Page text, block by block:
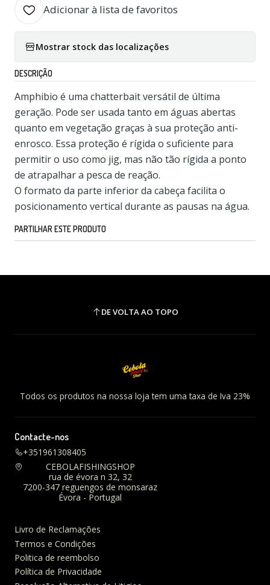
Adicionar à lista de favoritos
Mostrar stock das localizações
DESCRIÇÃO
Amphibio é uma chatterbait versátil de última
geração. Pode ser usada tanto em águas abertas
quanto em vegetação graças à sua proteção anti-
enrosco. Essa proteção é rígida o suficiente para
permitir o uso como jig, mas não tão rígida a ponto
de atrapalhar a pesca de reação.
O formato da parte inferior da cabeça facilita o
posicionamento vertical durante as pausas na água.
PARTILHAR ESTE PRODUTO
DE VOLTA AO TOPO
Todos os produtos na nossa loja tem uma taxa de Iva 23%
Contacte-nos
+351961308405
CEBOLAFISHINGSHOP
rua de évora n 32, 32
7200-347 reguengos de monsaraz
Évora - Portugal
Livro de Reclamações
Termos e Condições
Politica de reembolso
Política de Privacidade